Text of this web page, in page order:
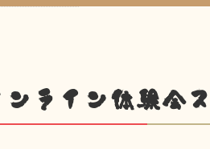
ンライン体験会